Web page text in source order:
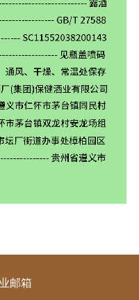
邮箱